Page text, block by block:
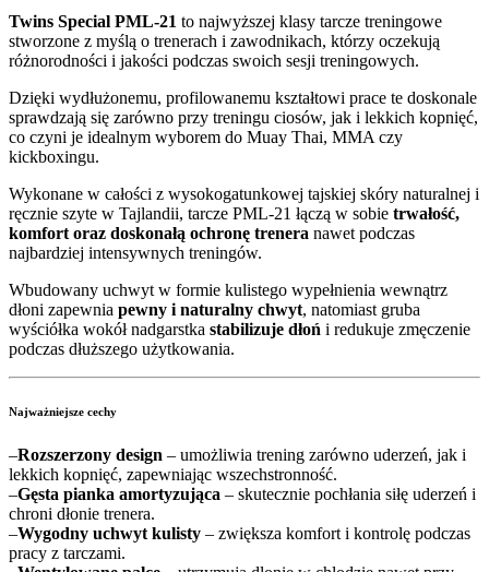
Twins Special PML-21 to najwyższej klasy tarcze treningowe
stworzone z myślą o trenerach i zawodnikach, którzy oczekują
różnorodności i jakości podczas swoich sesji treningowych.
Dzięki wydłużonemu, profilowanemu kształtowi prace te doskonale
sprawdzają się zarówno przy treningu ciosów, jak i lekkich kopnięć,
co czyni je idealnym wyborem do Muay Thai, MMA czy
kickboxingu.
Wykonane w całości z wysokogatunkowej tajskiej skóry naturalnej i
ręcznie szyte w Tajlandii, tarcze PML-21 łączą w sobie trwałość,
komfort oraz doskonałą ochronę trenera nawet podczas
najbardziej intensywnych treningów.
Wbudowany uchwyt w formie kulistego wypełnienia wewnątrz
dłoni zapewnia pewny i naturalny chwyt, natomiast gruba
wyściółka wokół nadgarstka stabilizuje dłoń i redukuje zmęczenie
podczas dłuższego użytkowania.
Najważniejsze cechy
–Rozszerzony design – umożliwia trening zarówno uderzeń, jak i
lekkich kopnięć, zapewniając wszechstronność.
–Gęsta pianka amortyzująca – skutecznie pochłania siłę uderzeń i
chroni dłonie trenera.
–Wygodny uchwyt kulisty – zwiększa komfort i kontrolę podczas
pracy z tarczami.